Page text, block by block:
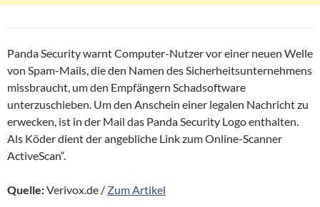
Panda Security warnt Computer-Nutzer vor einer neuen Welle
von Spam-Mails, die den Namen des Sicherheitsunternehmens
missbraucht, um den Empfängern Schadsoftware
unterzuschieben. Um den Anschein einer legalen Nachricht zu
erwecken, ist in der Mail das Panda Security Logo enthalten.
Als Köder dient der angebliche Link zum Online-Scanner
ActiveScan“.
Quelle:Verivox.de / Zum Artikel